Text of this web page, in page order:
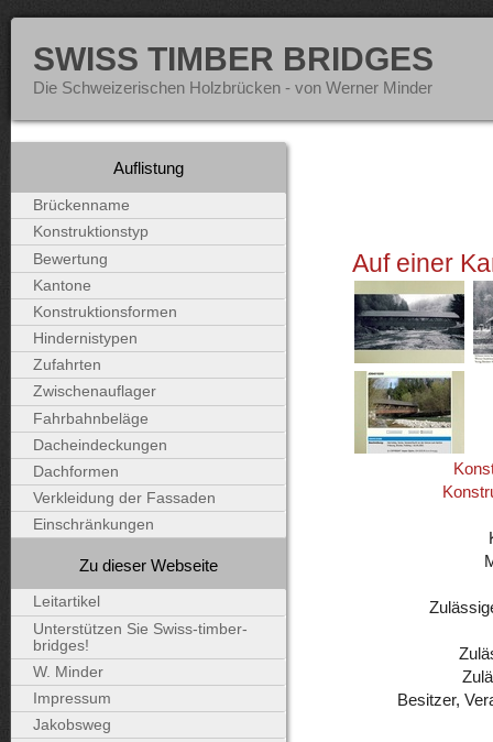
SWISS TIMBER BRIDGES
Die Schweizerischen Holzbrücken - von Werner Minder
Auf einer
Besitzer,
Auflistung
Brückenname
Konstruktionstyp
Bewertung
Kantone
Konstruktionsformen
Hindernistypen
Zufahrten
Zwischenauflager
Fahrbahnbeläge
Dacheindeckungen
Dachformen
Verkleidung der Fassaden
Einschränkungen
Zu dieser Webseite
Leitartikel
Unterstützen Sie Swiss-timber-
bridges!
W. Minder
Impressum
Jakobsweg